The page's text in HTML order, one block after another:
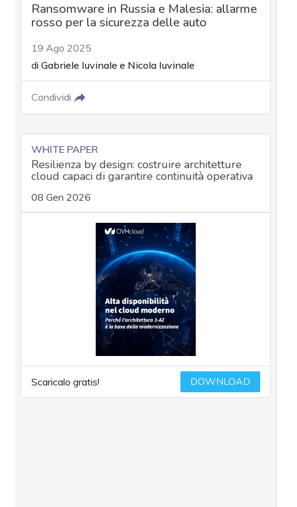
Ransomware in Russia e Malesia: allarme
rosso per la sicurezza delle auto
19 Ago 2025
di Gabriele Iuvinalee Nicola Iuvinale
Condividi
WHITE PAPER
Resilienza by design: costruire architetture
cloud capaci di garantire continuità operativa
08 Gen 2026
Scaricalo gratis! DOWNLOAD